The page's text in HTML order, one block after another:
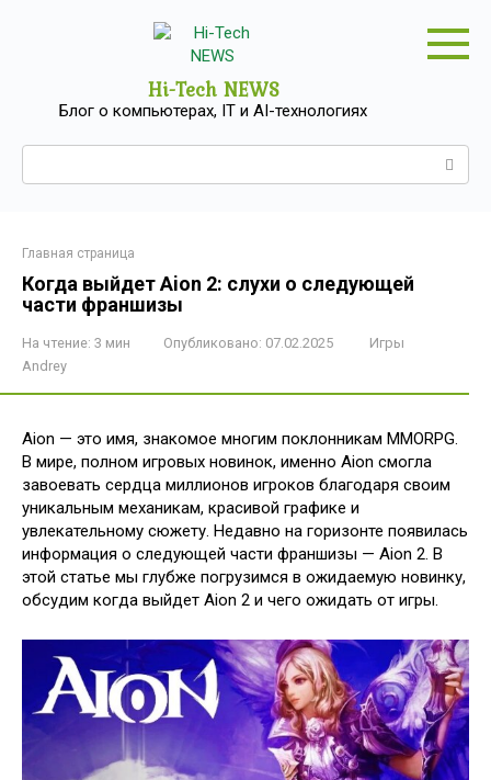
Hi-Tech NEWS
Блог о компьютерах, IT и AI-технологиях
Главная страница
Когда выйдет Aion 2: слухи о следующей
части франшизы
На чтение: 3 мин Опубликовано: 07.02.2025
Игры
Andrey
Aion — это имя, знакомое многим поклонникам MMORPG.
В мире, полном игровых новинок, именно Aion смогла
завоевать сердца миллионов игроков благодаря своим
уникальным механикам, красивой графике и
увлекательному сюжету. Недавно на горизонте появилась
информация о следующей части франшизы — Aion 2. В
этой статье мы глубже погрузимся в ожидаемую новинку,
обсудим когда выйдет Aion 2 и чего ожидать от игры.